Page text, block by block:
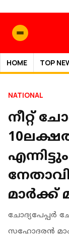
HOME TOP
NATIONAL
നീറ്റ്
മാർക്ക്
ചോദ്യപേപ്പർ
സഹോദരൻ